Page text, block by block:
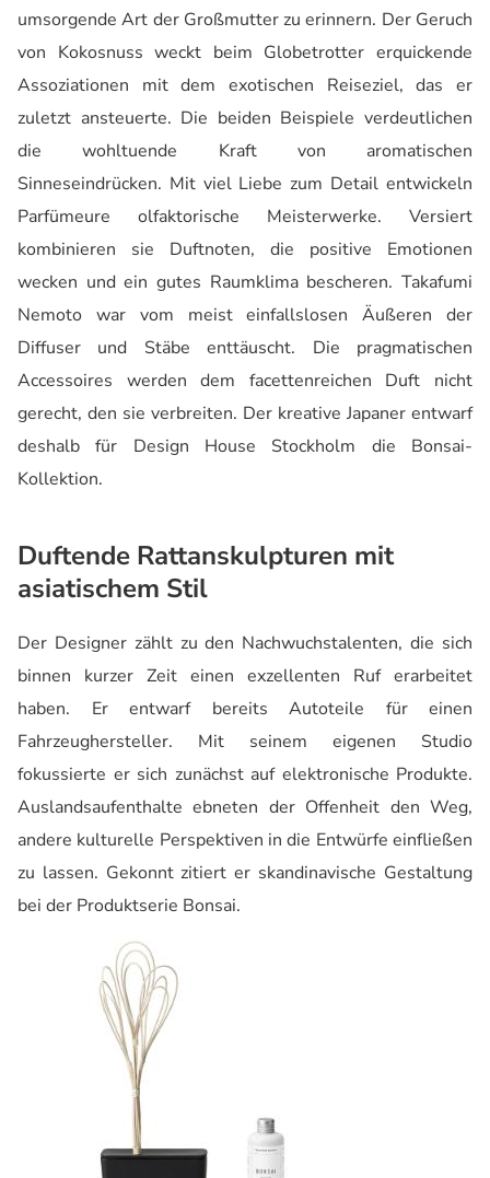
umsorgende Art der Großmutter zu erinnern. Der Geruch
von Kokosnuss weckt beim Globetrotter erquickende
Assoziationen mit dem exotischen Reiseziel, das er
zuletzt ansteuerte. Die beiden Beispiele verdeutlichen
die wohltuende Kraft von aromatischen
Sinneseindrücken. Mit viel Liebe zum Detail entwickeln
Parfümeure olfaktorische Meisterwerke. Versiert
kombinieren sie Duftnoten, die positive Emotionen
wecken und ein gutes Raumklima bescheren. Takafumi
Nemoto war vom meist einfallslosen Äußeren der
Diffuser und Stäbe enttäuscht. Die pragmatischen
Accessoires werden dem facettenreichen Duft nicht
gerecht, den sie verbreiten. Der kreative Japaner entwarf
deshalb für Design House Stockholm die Bonsai-
Kollektion.
Duftende Rattanskulpturen mit
asiatischem Stil
Der Designer zählt zu den Nachwuchstalenten, die sich
binnen kurzer Zeit einen exzellenten Ruf erarbeitet
haben. Er entwarf bereits Autoteile für einen
Fahrzeughersteller. Mit seinem eigenen Studio
fokussierte er sich zunächst auf elektronische Produkte.
Auslandsaufenthalte ebneten der Offenheit den Weg,
andere kulturelle Perspektiven in die Entwürfe einfließen
zu lassen. Gekonnt zitiert er skandinavische Gestaltung
bei der Produktserie Bonsai.